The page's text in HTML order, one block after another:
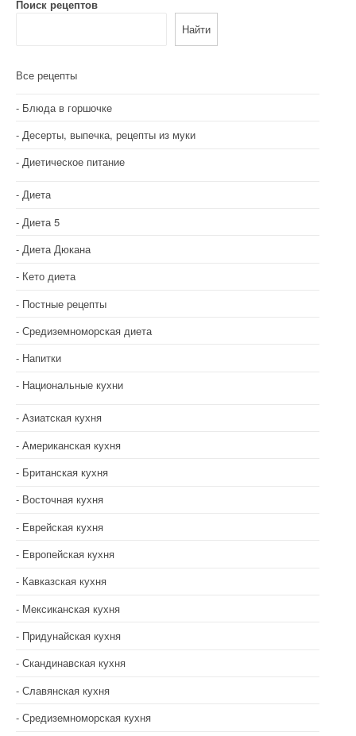
Поиск рецептов
Найти
Все рецепты
Блюда в горшочке
Десерты, выпечка, рецепты из муки
Диетическое питание
Диета
Диета 5
Диета Дюкана
Кето диета
Постные рецепты
Средиземноморская диета
Напитки
Национальные кухни
Азиатская кухня
Американская кухня
Британская кухня
Восточная кухня
Еврейская кухня
Европейская кухня
Кавказская кухня
Мексиканская кухня
Придунайская кухня
Скандинавская кухня
Славянская кухня
Средиземноморская кухня